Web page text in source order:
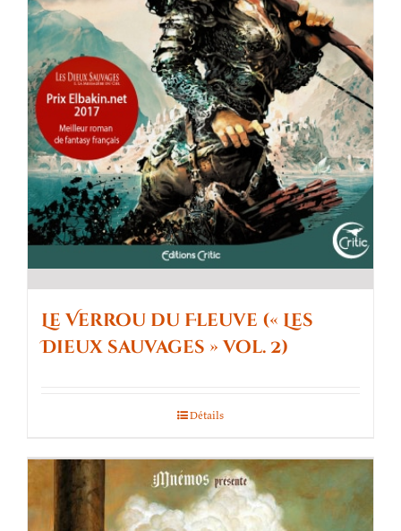
Le Verrou du Fleuve (« Les
Dieux sauvages » vol. 2)
Détails